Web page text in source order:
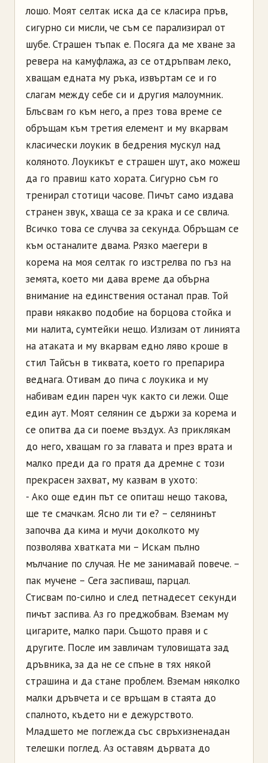
лошо. Моят селтак иска да се класира пръв,
сигурно си мисли, че съм се парализирал от
шубе. Страшен тъпак е. Посяга да ме хване за
ревера на камуфлажа, аз се отдръпвам леко,
хващам едната му ръка, извъртам се и го
слагам между себе си и другия малоумник.
Блъсвам го към него, а през това време се
обръщам към третия елемент и му вкарвам
класически лоукик в бедрения мускул над
коляното. Лоукикът е страшен шут, ако можеш
да го правиш като хората. Сигурно съм го
тренирал стотици часове. Пичът само издава
странен звук, хваща се за крака и се свлича.
Всичко това се случва за секунда. Обръщам се
към останалите двама. Рязко маегери в
корема на моя селтак го изстрелва по гъз на
земята, което ми дава време да обърна
внимание на единствения останал прав. Той
прави някакво подобие на борцова стойка и
ми налита, сумтейки нещо. Излизам от линията
на атаката и му вкарвам едно ляво кроше в
стил Тайсън в тиквата, което го препарира
веднага. Отивам до пича с лоукика и му
набивам един парен чук както си лежи. Още
един аут. Моят селянин се държи за корема и
се опитва да си поеме въздух. Аз приклякам
до него, хващам го за главата и през врата и
малко преди да го пратя да дремне с този
прекрасен захват, му казвам в ухото:
- Ако още един път се опиташ нещо такова,
ще те смачкам. Ясно ли ти е? – селянинът
започва да кима и мучи доколкото му
позволява хватката ми – Искам пълно
мълчание по случая. Не ме занимавай повече. –
пак мучене – Сега заспиваш, парцал.
Стисвам по-силно и след петнадесет секунди
пичът заспива. Аз го преджобвам. Вземам му
цигарите, малко пари. Същото правя и с
другите. После им завличам туловищата зад
дръвника, за да не се спъне в тях някой
страшина и да стане проблем. Вземам няколко
малки дръвчета и се връщам в стаята до
спалното, където ни е дежурството.
Младшето ме поглежда със свръхизненадан
телешки поглед. Аз оставям дървата до